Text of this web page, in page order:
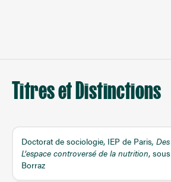
Titres et Distinctions
Doctorat de sociologie, IEP de Paris,
L’espace controversé de la nutrition,
Borraz